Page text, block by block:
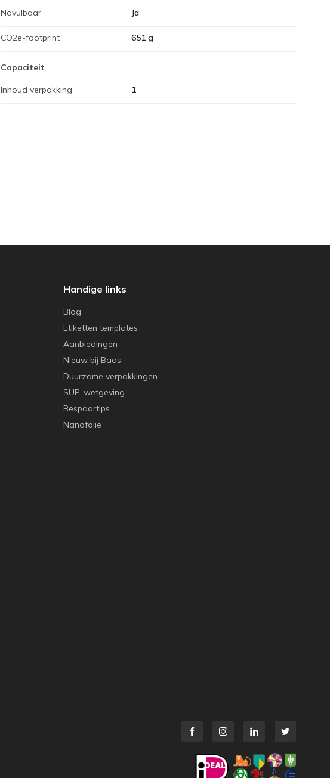
Navulbaar Ja
CO2e-footprint 651 g
Capaciteit
Inhoud verpakking 1
Handige links
Blog
Etiketten templates
Aanbiedingen
Nieuw bij Baas
Duurzame verpakkingen
SUP-wetgeving
Bespaartips
Nanofolie